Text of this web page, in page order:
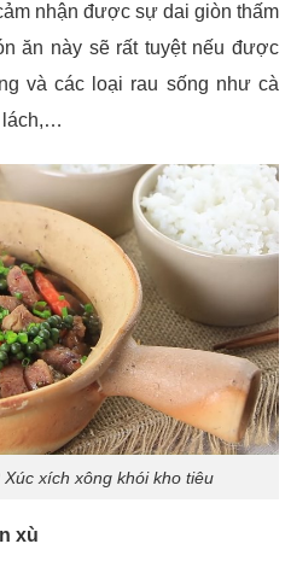
nhận được sự dai giòn thấm
ăn này sẽ rất tuyệt nếu được
và các loại rau sống như cà
lách,…
xích xông khói kho tiêu
xù